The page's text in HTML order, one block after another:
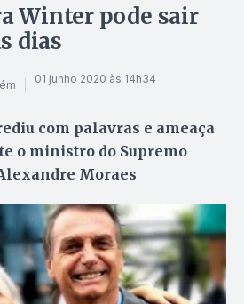
Winter pode sair
dias
01 junho 2020 às 14h34
com palavras e ameaça
o ministro do Supremo
Moraes